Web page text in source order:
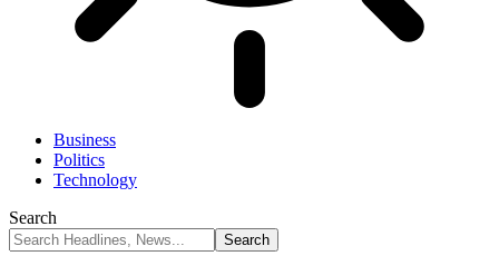
Business
Politics
Technology
Search